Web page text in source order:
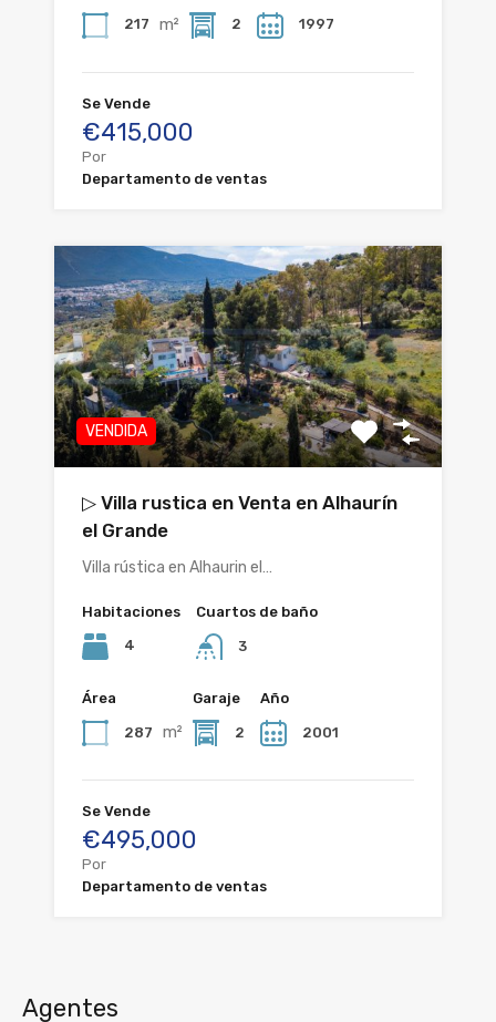
217 m² 2 1997
Se Vende
€415,000
Por
Departamento de ventas
VENDIDA
▷ Villa rustica en Venta en Alhaurín
el Grande
Villa rústica en Alhaurin el…
Habitaciones
4
Cuartos de baño
3
Área
287 m²
Garaje
2
Año
2001
Se Vende
€495,000
Por
Departamento de ventas
Agentes